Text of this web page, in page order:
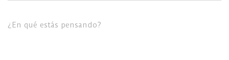
¿En qué estás pensando?